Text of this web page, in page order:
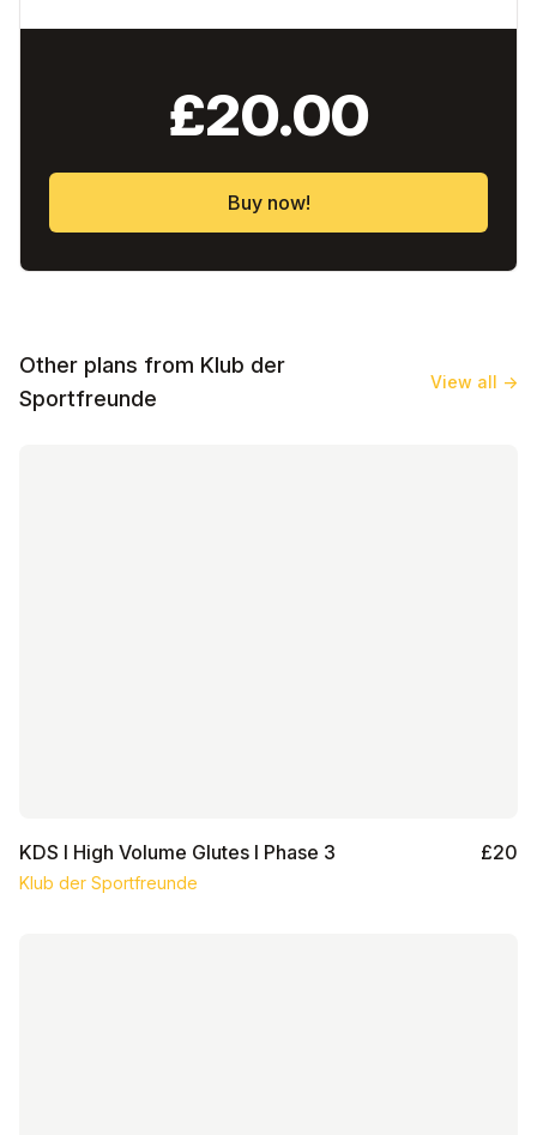
£20.00
Buy now!
Other plans from Klub der
Sportfreunde
View all →
KDS I High Volume Glutes I Phase 3 £20
Klub der Sportfreunde